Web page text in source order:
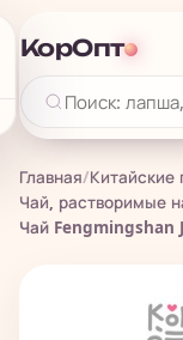
КорОпт
Главная/Китайские
Чай, растворимые
Чай Fengmingshan